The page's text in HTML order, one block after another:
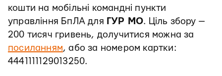
кошти на мобільні командні пункти
управління БпЛА для ГУР МО. Ціль збору —
200 тисяч гривень, долучитися можна за
посиланням, або за номером картки:
4441111129013250.